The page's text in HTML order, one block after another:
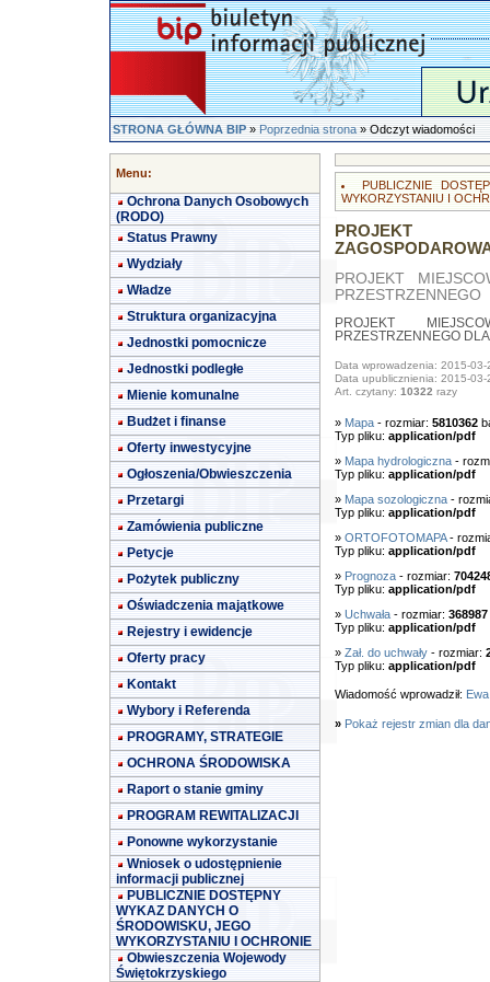
STRONA GŁÓWNA BIP»Poprzednia strona» Odczyt wiadomości
Menu:
Ochrona Danych Osobowych
(RODO)
Status Prawny
Wydziały
Władze
Struktura organizacyjna
Jednostki pomocnicze
Jednostki podległe
Mienie komunalne
Budżet i finanse
Oferty inwestycyjne
Ogłoszenia/Obwieszczenia
Przetargi
Zamówienia publiczne
Petycje
Pożytek publiczny
Oświadczenia majątkowe
Rejestry i ewidencje
Oferty pracy
Kontakt
Wybory i Referenda
PROGRAMY, STRATEGIE
OCHRONA ŚRODOWISKA
Raport o stanie gminy
PROGRAM REWITALIZACJI
Ponowne wykorzystanie
Wniosek o udostępnienie
informacji publicznej
PUBLICZNIE DOSTĘPNY
WYKAZ DANYCH O
ŚRODOWISKU, JEGO
WYKORZYSTANIU I OCHRONIE
Obwieszczenia Wojewody
Świętokrzyskiego
PUBLICZNIE
WYKORZYSTANIU I
PROJEKT
PROJEKT
PRZESTRZENNEGO
PROJEKT
PRZESTRZENNEGO
Data wprowadzenia: 2015-03-
Data upublicznienia: 2015-03-
Art. czytany: 10322 razy
» Mapa- rozmiar: 5810362
Typ pliku: application/pdf
» Mapa hydrologiczna-
Typ pliku: application/pdf
» Mapa sozologiczna-
Typ pliku: application/pdf
» ORTOFOTOMAPA-
Typ pliku: application/pdf
» Prognoza- rozmiar:
Typ pliku: application/pdf
» Uchwała- rozmiar: 368987
Typ pliku: application/pdf
» Zał. do uchwały- rozmiar:
Typ pliku: application/pdf
Wiadomość wprowadził:
» Pokaż rejestr zmian dla